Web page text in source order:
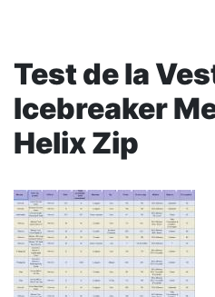
Test de la
Icebreaker
Helix Zip